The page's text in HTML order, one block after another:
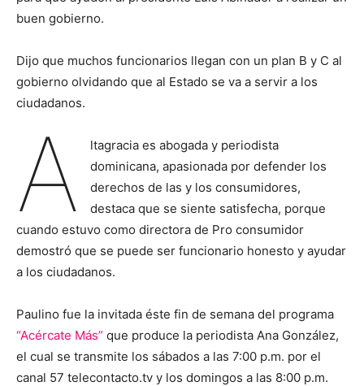
buen gobierno.
Dijo que muchos funcionarios llegan con un plan B y C al
gobierno olvidando que al Estado se va a servir a los
ciudadanos.
A
ltagracia es abogada y periodista
dominicana, apasionada por defender los
derechos de las y los consumidores,
destaca que se siente satisfecha, porque
cuando estuvo como directora de Pro consumidor
demostró que se puede ser funcionario honesto y ayudar
a los ciudadanos.
Paulino fue la invitada éste fin de semana del programa
“Acércate Más” que produce la periodista Ana González,
el cual se transmite los sábados a las 7:00 p.m. por el
canal 57 telecontacto.tv y los domingos a las 8:00 p.m.